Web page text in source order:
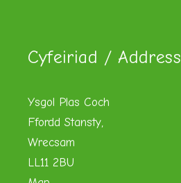
Cyfeiriad / Address
Ysgol Plas Coch
Ffordd Stansty,
Wrecsam
LL11 2BU